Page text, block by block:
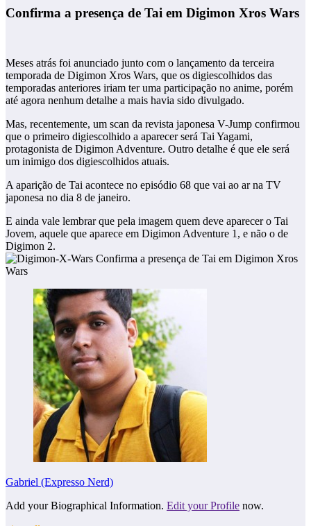
Confirma a presença de Tai em Digimon Xros Wars
Meses atrás foi anunciado junto com o lançamento da terceira
temporada de Digimon Xros Wars, que os digiescolhidos das
temporadas anteriores iriam ter uma participação no anime, porém
até agora nenhum detalhe a mais havia sido divulgado.
Mas, recentemente, um scan da revista japonesa V-Jump confirmou
que o primeiro digiescolhido a aparecer será Tai Yagami,
protagonista de Digimon Adventure. Outro detalhe é que ele será
um inimigo dos digiescolhidos atuais.
A aparição de Tai acontece no episódio 68 que vai ao ar na TV
japonesa no dia 8 de janeiro.
E ainda vale lembrar que pela imagem quem deve aparecer o Tai
Jovem, aquele que aparece em Digimon Adventure 1, e não o de
Digimon 2.
Gabriel (Expresso Nerd)
Add your Biographical Information. Edit your Profile now.